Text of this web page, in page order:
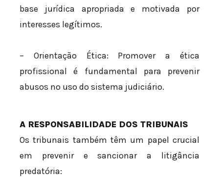
base jurídica apropriada e motivada por
interesses legítimos.
– Orientação Ética: Promover a ética
profissional é fundamental para prevenir
abusos no uso do sistema judiciário.
A RESPONSABILIDADE DOS TRIBUNAIS
Os tribunais também têm um papel crucial
em prevenir e sancionar a litigância
predatória: